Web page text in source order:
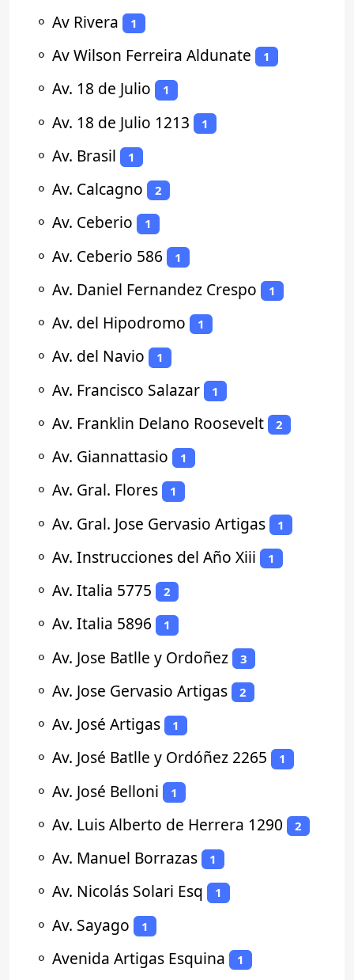
⚬ Av Rivera 1
⚬ Av Wilson Ferreira Aldunate 1
⚬ Av. 18 de Julio 1
⚬ Av. 18 de Julio 1213 1
⚬ Av. Brasil 1
⚬ Av. Calcagno 2
⚬ Av. Ceberio 1
⚬ Av. Ceberio 586 1
⚬ Av. Daniel Fernandez Crespo 1
⚬ Av. del Hipodromo 1
⚬ Av. del Navio 1
⚬ Av. Francisco Salazar 1
⚬ Av. Franklin Delano Roosevelt 2
⚬ Av. Giannattasio 1
⚬ Av. Gral. Flores 1
⚬ Av. Gral. Jose Gervasio Artigas 1
⚬ Av. Instrucciones del Año Xiii 1
⚬ Av. Italia 5775 2
⚬ Av. Italia 5896 1
⚬ Av. Jose Batlle y Ordoñez 3
⚬ Av. Jose Gervasio Artigas 2
⚬ Av. José Artigas 1
⚬ Av. José Batlle y Ordóñez 2265 1
⚬ Av. José Belloni 1
⚬ Av. Luis Alberto de Herrera 1290 2
⚬ Av. Manuel Borrazas 1
⚬ Av. Nicolás Solari Esq 1
⚬ Av. Sayago 1
⚬ Avenida Artigas Esquina 1